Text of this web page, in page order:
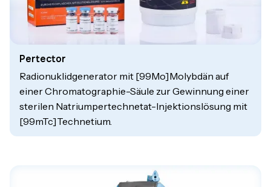
Pertector
Radionuklidgenerator mit [99Mo]Molybdän auf
einer Chromatographie-Säule zur Gewinnung einer
sterilen Natriumpertechnetat-Injektionslösung mit
[99mTc]Technetium.